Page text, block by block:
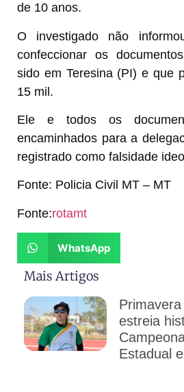
de 10 anos.
O investigado não
confeccionar os
sido em Teresina (PI) e que
15 mil.
Ele e todos os
encaminhados para a
registrado como falsidade
Fonte: Policia Civil MT – MT
Fonte:rotamt
WhatsApp
Mais Artigos
estreia
Estadual